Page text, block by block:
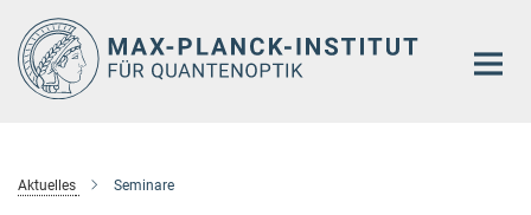
Hauptinhalt
Aktuelles Seminare